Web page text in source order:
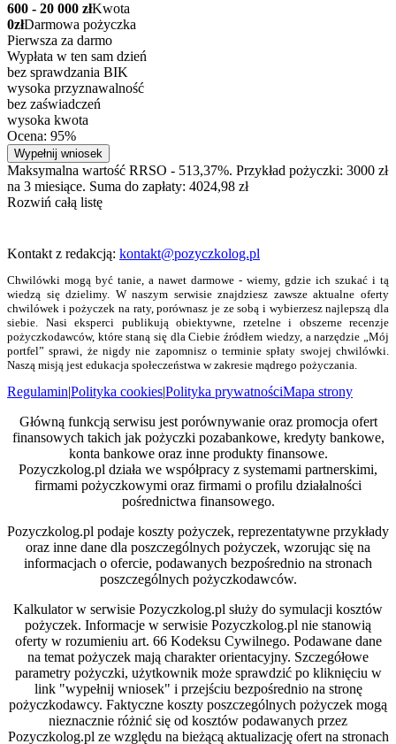
600 - 20 000 złKwota
0złDarmowa pożyczka
Pierwsza za darmo
Wypłata w ten sam dzień
bez sprawdzania BIK
wysoka przyznawalność
bez zaświadczeń
wysoka kwota
Ocena: 95%
Wypełnij wniosek
Maksymalna wartość RRSO - 513,37%. Przykład pożyczki: 3000 zł
na 3 miesiące. Suma do zapłaty: 4024,98 zł
Rozwiń całą listę
Kontakt z redakcją: kontakt@pozyczkolog.pl
Chwilówki mogą być tanie, a nawet darmowe - wiemy, gdzie ich szukać i tą
wiedzą się dzielimy. W naszym serwisie znajdziesz zawsze aktualne oferty
chwilówek i pożyczek na raty, porównasz je ze sobą i wybierzesz najlepszą dla
siebie. Nasi eksperci publikują obiektywne, rzetelne i obszerne recenzje
pożyczkodawców, które staną się dla Ciebie źródłem wiedzy, a narzędzie „Mój
portfel” sprawi, że nigdy nie zapomnisz o terminie spłaty swojej chwilówki.
Naszą misją jest edukacja społeczeństwa w zakresie mądrego pożyczania.
Regulamin|Polityka cookies|Polityka prywatnościMapa strony
Główną funkcją serwisu jest porównywanie oraz promocja ofert
finansowych takich jak pożyczki pozabankowe, kredyty bankowe,
konta bankowe oraz inne produkty finansowe.
Pozyczkolog.pl działa we współpracy z systemami partnerskimi,
firmami pożyczkowymi oraz firmami o profilu działalności
pośrednictwa finansowego.
Pozyczkolog.pl podaje koszty pożyczek, reprezentatywne przykłady
oraz inne dane dla poszczególnych pożyczek, wzorując się na
informacjach o ofercie, podawanych bezpośrednio na stronach
poszczególnych pożyczkodawców.
Kalkulator w serwisie Pozyczkolog.pl służy do symulacji kosztów
pożyczek. Informacje w serwisie Pozyczkolog.pl nie stanowią
oferty w rozumieniu art. 66 Kodeksu Cywilnego. Podawane dane
na temat pożyczek mają charakter orientacyjny. Szczegółowe
parametry pożyczki, użytkownik może sprawdzić po kliknięciu w
link "wypełnij wniosek" i przejściu bezpośrednio na stronę
pożyczkodawcy. Faktyczne koszty poszczególnych pożyczek mogą
nieznacznie różnić się od kosztów podawanych przez
Pozyczkolog.pl ze względu na bieżącą aktualizację ofert na stronach